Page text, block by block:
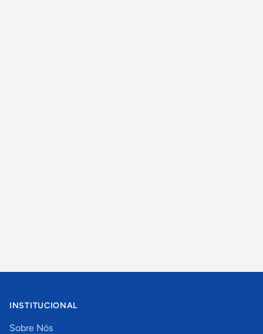
INSTITUCIONAL
Sobre Nós